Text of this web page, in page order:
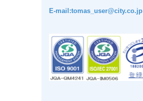
E-mail:tomas_user@city.co.jp